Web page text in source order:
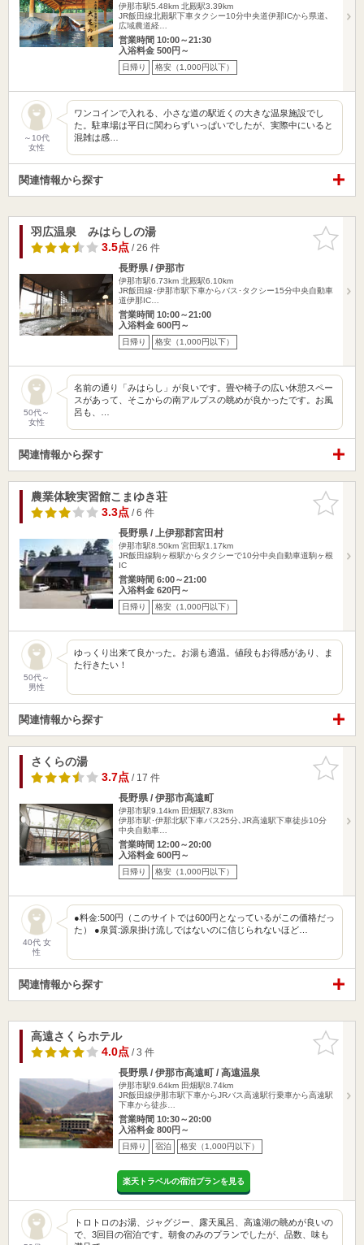
伊那市駅5.48km 北殿駅3.39km
JR飯田線北殿駅下車タクシー10分中央道伊那ICから県道､
広域農道経…
営業時間 10:00～21:30
入浴料金 500円～
日帰り 格安（1,000円以下）
～10代
女性
ワンコインで入れる、小さな道の駅近くの大きな温泉施設でし
た。駐車場は平日に関わらずいっぱいでしたが、実際中にいると
混雑は感…
関連情報から探す
お気に入
りに追加
羽広温泉 みはらしの湯
3.5点/ 26 件
長野県 / 伊那市
伊那市駅6.73km 北殿駅6.10km
JR飯田線･伊那市駅下車からバス･タクシー15分中央自動車
道伊那IC…
営業時間 10:00～21:00
入浴料金 600円～
日帰り 格安（1,000円以下）
50代～
女性
名前の通り「みはらし」が良いです。畳や椅子の広い休憩スペー
スがあって、そこからの南アルプスの眺めが良かったです。お風
呂も、…
関連情報から探す
お気に入
りに追加
農業体験実習館こまゆき荘
3.3点/ 6 件
長野県 / 上伊那郡宮田村
伊那市駅8.50km 宮田駅1.17km
JR飯田線駒ヶ根駅からタクシーで10分中央自動車道駒ヶ根
IC
営業時間 6:00～21:00
入浴料金 620円～
日帰り 格安（1,000円以下）
50代～
男性
ゆっくり出来て良かった。お湯も適温。値段もお得感があり、ま
た行きたい！
関連情報から探す
お気に入
りに追加
さくらの湯
3.7点/ 17 件
長野県 / 伊那市高遠町
伊那市駅9.14km 田畑駅7.83km
伊那市駅･伊那北駅下車バス25分､JR高遠駅下車徒歩10分
中央自動車…
営業時間 12:00～20:00
入浴料金 600円～
日帰り 格安（1,000円以下）
40代 女
性
●料金:500円（このサイトでは600円となっているがこの価格だっ
た） ●泉質:源泉掛け流しではないのに信じられないほど…
関連情報から探す
お気に入
りに追加
高遠さくらホテル
4.0点/ 3 件
長野県 / 伊那市高遠町 / 高遠温泉
伊那市駅9.64km 田畑駅8.74km
JR飯田線伊那市駅下車からJRバス高遠駅行乗車から高遠駅
下車から徒歩…
営業時間 10:30～20:00
入浴料金 800円～
日帰り 宿泊 格安（1,000円以下）
楽天トラベルの宿泊プランを見る
トロトロのお湯、ジャグジー、露天風呂、高遠湖の眺めが良いの
で、3回目の宿泊です。朝食のみのプランでしたが、品数、味も